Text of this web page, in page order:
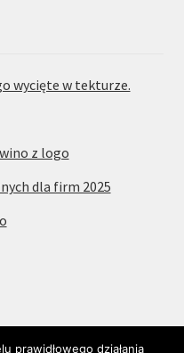
wycięte w tekturze.
z logo
dla firm 2025
prawidłowego działania